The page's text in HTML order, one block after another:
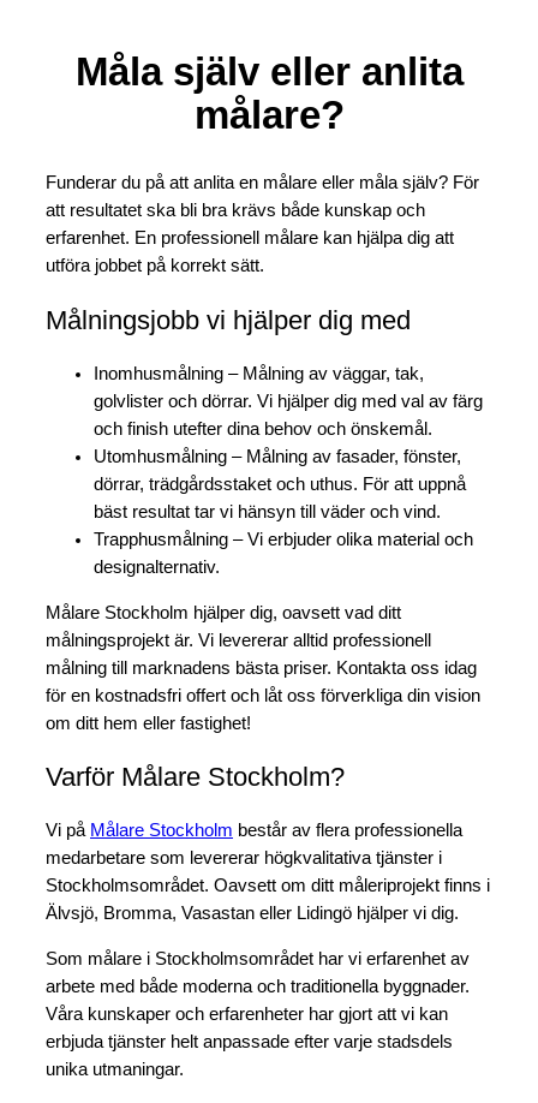
Måla själv eller anlita
målare?
Funderar du på att anlita en målare eller måla själv? För
att resultatet ska bli bra krävs både kunskap och
erfarenhet. En professionell målare kan hjälpa dig att
utföra jobbet på korrekt sätt.
Målningsjobb vi hjälper dig med
Inomhusmålning – Målning av väggar, tak,
golvlister och dörrar. Vi hjälper dig med val av färg
och finish utefter dina behov och önskemål.
Utomhusmålning – Målning av fasader, fönster,
dörrar, trädgårdsstaket och uthus. För att uppnå
bäst resultat tar vi hänsyn till väder och vind.
Trapphusmålning –Vi erbjuder olika material och
designalternativ.
Målare Stockholm hjälper dig, oavsett vad ditt
målningsprojekt är. Vi levererar alltid professionell
målning till marknadens bästa priser. Kontakta oss idag
för en kostnadsfri offert och låt oss förverkliga din vision
om ditt hem eller fastighet!
Varför Målare Stockholm?
Vi på Målare Stockholm består av flera professionella
medarbetare som levererar högkvalitativa tjänster i
Stockholmsområdet. Oavsett om ditt måleriprojekt finns i
Älvsjö, Bromma, Vasastan eller Lidingö hjälper vi dig.
Som målare i Stockholmsområdet har vi erfarenhet av
arbete med både moderna och traditionella byggnader.
Våra kunskaper och erfarenheter har gjort att vi kan
erbjuda tjänster helt anpassade efter varje stadsdels
unika utmaningar.